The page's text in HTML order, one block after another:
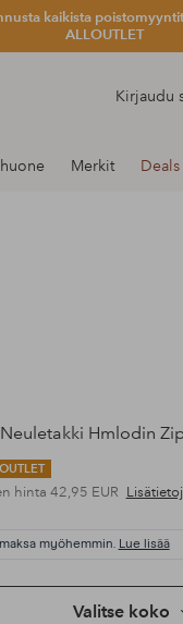
kaikista
ALLOUTLET
Kirjaudu
Merkit Deals
Neuletakki Hmlodin
OUTLET
hinta 42,95 EUR
myöhemmin. Lue lisää
Valitse koko